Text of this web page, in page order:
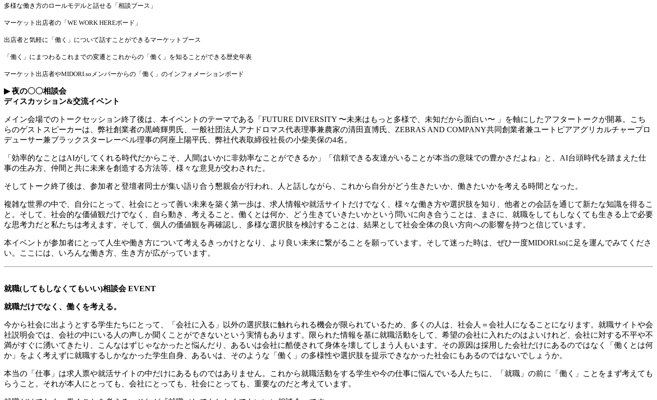
多様な働き方のロールモデルと話せる「相談ブース」
マーケット出店者の「 WE WORK HEREボード」
出店者と気軽に「働く」について話すことができるマーケットブース
「働く」にまつわるこれまでの変遷とこれからの「働く」を知ることができる歴史年表
マーケット出店者やMIDORI.so メンバーからの「働く」のインフォメーションボード
▶︎夜の〇〇相談会
ディスカッション&交流イベント
メイン会場でのトークセッション終了後は、本イベントのテーマである「 FUTURE DIVERSITY 〜未来はもっと多様で、未知だから面白い〜 」を軸にしたアフタートークが開幕。こち
らのゲストスピーカーは、弊社創業者の黒崎輝男氏、一般社団法人アナドロマス代表理事兼農家の清田直博氏、 ZEBRAS AND COMPANY共同創業者兼ユートピアアグリカルチャープロ
デューサー兼ブラックスターレーベル理事の阿座上陽平氏、弊社代表取締役社長の小柴美保の4名。
「効率的なことはAIがしてくれる時代だからこそ、人間はいかに非効率なことができるか」「信頼できる友達がいることが本当の意味での豊かさだよね」と、 AI台頭時代を踏まえた仕
事の生み方、仲間と共に未来を創造する方法等、様々な意見が交わされた。
そしてトーク終了後は、参加者と登壇者同士が集い語り合う懇親会が行われ、人と話しながら、これから自分がどう生きたいか、働きたいかを考える時間となった。
複雑な世界の中で、自分にとって、社会にとって善い未来を築く第一歩は、求人情報や就活サイトだけでなく、様々な働き方や選択肢を知り、他者との会話を通じて新たな知識を得るこ
と。そして、社会的な価値観だけでなく、自ら動き、考えること。働くとは何か、どう生きていきたいかという問いに向き合うことは、まさに、就職をしてもしなくても生きる上で必要
な思考力だと私たちは考えます。そして、個人の価値観を再確認し、多様な選択肢を検討することは、結果として社会全体の良い方向への影響を持つと信じています。
本イベントが参加者にとって人生や働き方について考えるきっかけとなり、より良い未来に繋がることを願っています。そして迷った時は、ぜひ一度MIDORI.soに足を運んでみてくださ
い。ここには、いろんな働き方、生き方が広がっています。
就職(してもしなくてもいい)相談会 EVENT
就職だけでなく、働くを考える。
今から社会に出ようとする学生たちにとって、「会社に入る」以外の選択肢に触れられる機会が限られているため、多くの人は、社会人＝会社人になることになります。就職サイトや会
社説明会では、会社の中にいる人の声しか聞くことができないという実情もあります。限られた情報を基に就職活動をして、希望の会社に入れたのはよいけれど、会社に対する不平や不
満がすぐに湧いてきたり、こんなはずじゃなかったと悩んだり、あるいは会社に酷使されて身体を壊してしまう人もいます。その原因は採用した会社だけにあるのではなく「働くとは何
か」をよく考えずに就職するしかなかった学生自身、あるいは、そのような「働く」の多様性や選択肢を提示できなかった社会にもあるのではないでしょうか。
本当の「仕事」は求人票や就活サイトの中だけにあるものではありません。これから就職活動をする学生や今の仕事に悩んでいる人たちに、「就職」の前に「働く」ことをまず考えても
らうこと。それが本人にとっても、会社にとっても、社会にとっても、重要なのだと考えています。